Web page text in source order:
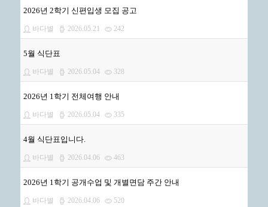
2026년 2학기 신편입생 모집 공고
바다별 2026.05.21 242
5월 식단표
바다별 2026.05.04 328
2026년 1학기 전체여행 안내
바다별 2026.05.04 335
4월 식단표입니다.
바다별 2026.04.06 463
2026년 1학기 공개수업 및 개별면담 주간 안내
바다별 2026.04.06 520